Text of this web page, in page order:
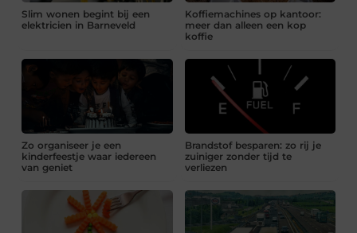
Slim wonen begint bij een
elektricien in Barneveld
Koffiemachines op kantoor:
meer dan alleen een kop
koffie
Zo organiseer je een
kinderfeestje waar iedereen
van geniet
Brandstof besparen: zo rij je
zuiniger zonder tijd te
verliezen